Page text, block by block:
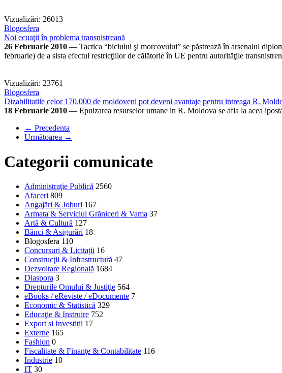
Vizualizări: 26013
Blogosfera
Noi ecuaţii în problema transnistreană
26 Februarie 2010 — Tactica “biciului şi morcovului” se păstrează în arsenalul
februarie) de a sista efectul restricţiilor de călătorie în UE pentru autorităţile
Vizualizări: 23761
Blogosfera
Dizabilitatile celor 170.000 de moldoveni pot deveni avantaje pentru intreaga R.
18 Februarie 2010 — Epuizarea resurselor umane in R. Moldova se afla la acea
← Precedenta
Următoarea →
Categorii comunicate
Administraţie Publică 2560
Afaceri 809
Angajări & Joburi 167
Armata & Serviciul Grăniceri & Vama 37
Artă & Cultură 127
Bănci & Asigurări 18
Blogosfera 110
Concursuri & Licitații 16
Construcţii & Infrastructură 47
Dezvoltare Regională 1684
Diaspora 3
Drepturile Omului & Justiţie 564
eBooks / eReviste / eDocumente 7
Economic & Statistică 329
Educaţie & Instruire 752
Export și Investiții 17
Externe 165
Fashion 0
Fiscalitate & Finanţe & Contabilitate 116
Industrie 10
IT 30